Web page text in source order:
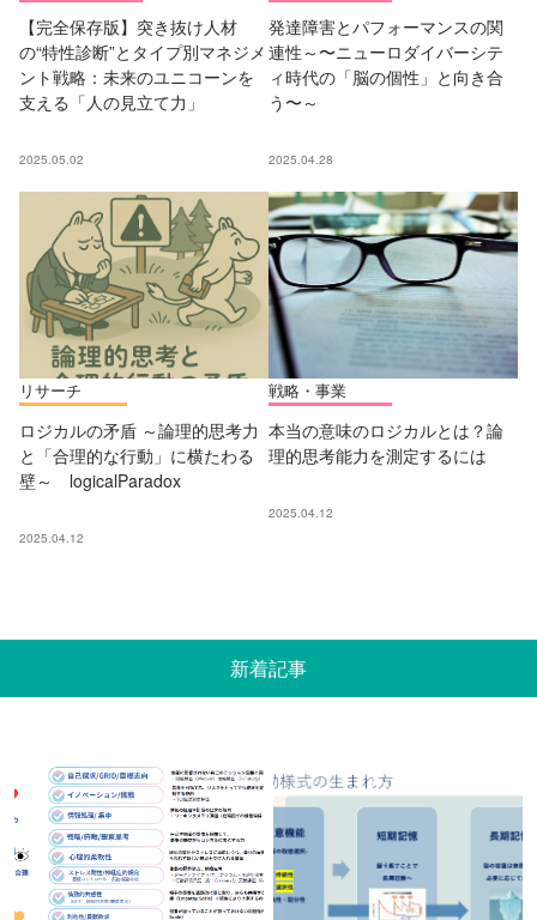
【完全保存版】突き抜け人材
の“特性診断”とタイプ別マネジメ
ント戦略：未来のユニコーンを
支える「人の見立て力」
2025.05.02
発達障害とパフォーマンスの関
連性～〜ニューロダイバーシテ
ィ時代の「脳の個性」と向き合
う〜～
2025.04.28
リサーチ
ロジカルの矛盾 ～論理的思考力
と「合理的な行動」に横たわる
壁～ logicalParadox
2025.04.12
戦略・事業
本当の意味のロジカルとは？論
理的思考能力を測定するには
2025.04.12
新着記事